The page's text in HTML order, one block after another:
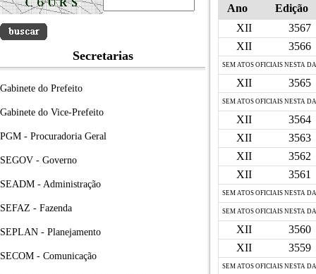
Secretarias
Gabinete do Prefeito
Gabinete do Vice-Prefeito
PGM - Procuradoria Geral
SEGOV - Governo
SEADM - Administração
SEFAZ - Fazenda
SEPLAN - Planejamento
SECOM - Comunicação
Ano
Edição
XII
3567
XII
3566
SEM ATOS OFICIAIS NESTA
XII 3565
SEM ATOS OFICIAIS NESTA
XII
3564
XII
3563
XII
3562
XII
3561
SEM ATOS OFICIAIS NESTA
SEM ATOS OFICIAIS NESTA
XII
3560
XII
3559
SEM ATOS OFICIAIS NESTA